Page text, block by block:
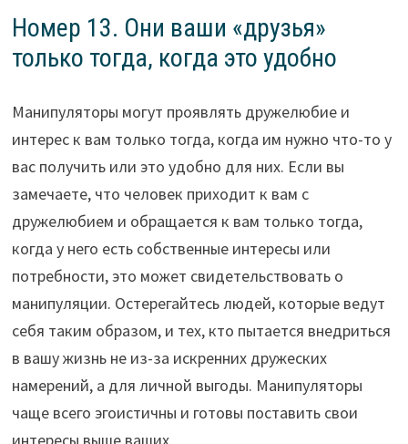
Номер 13. Они ваши «друзья»
только тогда, когда это удобно
Манипуляторы могут проявлять дружелюбие и
интерес к вам только тогда, когда им нужно что-то у
вас получить или это удобно для них. Если вы
замечаете, что человек приходит к вам с
дружелюбием и обращается к вам только тогда,
когда у него есть собственные интересы или
потребности, это может свидетельствовать о
манипуляции. Остерегайтесь людей, которые ведут
себя таким образом, и тех, кто пытается внедриться
в вашу жизнь не из-за искренних дружеских
намерений, а для личной выгоды. Манипуляторы
чаще всего эгоистичны и готовы поставить свои